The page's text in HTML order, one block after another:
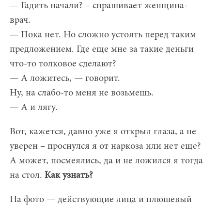
— Гадить начали? – спрашивает женщина-
врач.
— Пока нет. Но сложно устоять перед таким
предложением. Где еще мне за такие деньги
что-то толковое сделают?
— А ложитесь, — говорит.
Ну, на слабо-то меня не возьмешь.
— А и лягу.
Вот, кажется, давно уже я открыл глаза, а не
уверен – проснулся я от наркоза или нет еще?
А может, посмеялись, да и не ложился я тогда
на стол. Как узнать?
На фото — действующие лица и плюшевый